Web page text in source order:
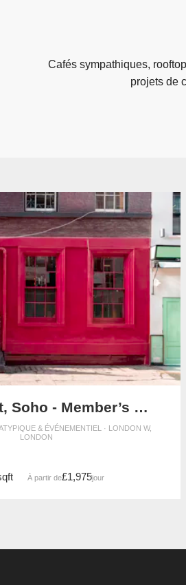
Cafés sympathiques,
projets de
Greek Street, Soho - Member’s Club Space
& ÉVÉNEMENTIEL · LONDON W,
LONDON
À partir de£1,975/jour